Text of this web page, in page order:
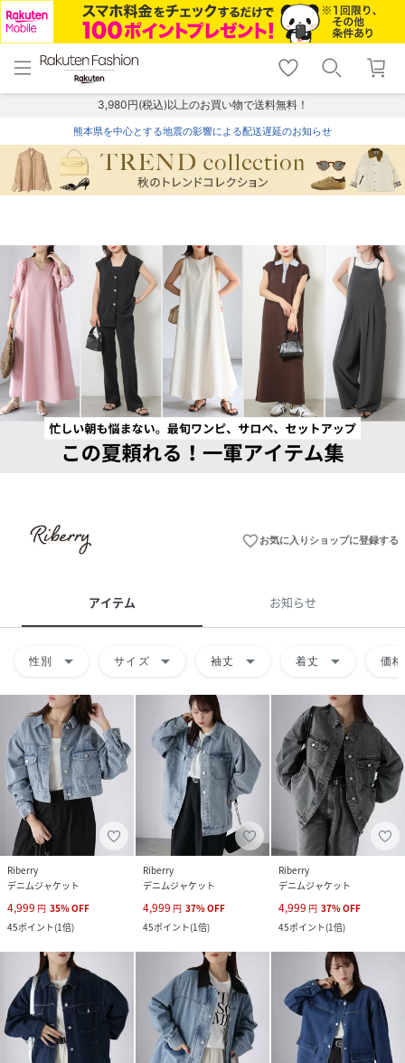
menu home
トップ
shopping_cart lock_outline
ログイン
3,980円(税込)以上のお買い物で送料無料！
熊本県を中心とする地震の影響による配送遅延のお知らせ
favorite_borderお気に入りショップに登録する
アイテム お知らせ
性別 arrow_drop_down サイズ arrow_drop_down 袖丈 arrow_drop_down 着丈 arrow_drop_down 価格
Riberry
デニムジャケット
4,999 円 35%OFF
45ポイント(1倍)
Riberry
デニムジャケット
4,999 円 37%OFF
45ポイント(1倍)
Riberry
デニムジャケット
4,999 円 37%OFF
45ポイント(1倍)